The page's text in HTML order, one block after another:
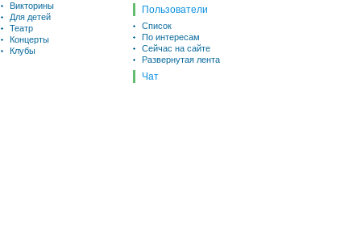
Викторины
Для детей
Театр
Концерты
Клубы
Пользователи
Список
По интересам
Сейчас на сайте
Развернутая лента
Чат